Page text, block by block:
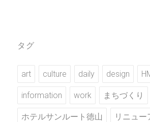
タグ
art culture daily design
information work まちづくり
ホテルサンルート徳山 リニュー